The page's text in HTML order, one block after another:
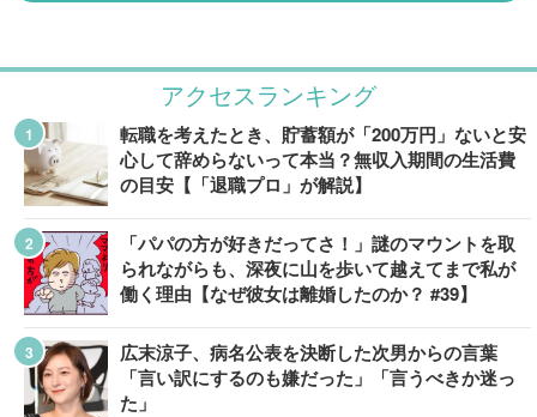
アクセスランキング
転職を考えたとき、貯蓄額が「200万円」ないと安
心して辞めらないって本当？無収入期間の生活費
の目安【「退職プロ」が解説】
「パパの方が好きだってさ！」謎のマウントを取
られながらも、深夜に山を歩いて越えてまで私が
働く理由【なぜ彼女は離婚したのか？ #39】
広末涼子、病名公表を決断した次男からの言葉
「言い訳にするのも嫌だった」「言うべきか迷っ
た」